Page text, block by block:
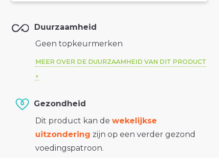
Duurzaamheid
Geen topkeurmerken
MEER OVER DE DUURZAAMHEID VAN DIT PRODUCT
Gezondheid
Dit product kan de wekelijkse
uitzondering zijn op een verder gezond
voedingspatroon.